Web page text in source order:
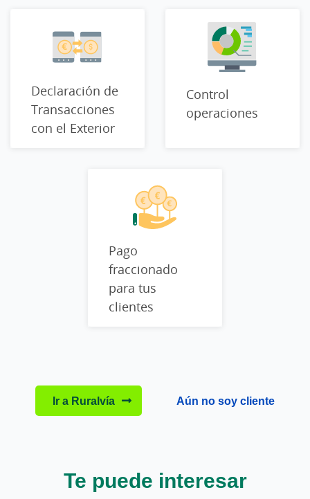
Declaración de
Transacciones
con el Exterior
Control
operaciones
Pago
fraccionado
para tus
clientes
Ir a Ruralvía Aún no soy cliente
Te puede interesar